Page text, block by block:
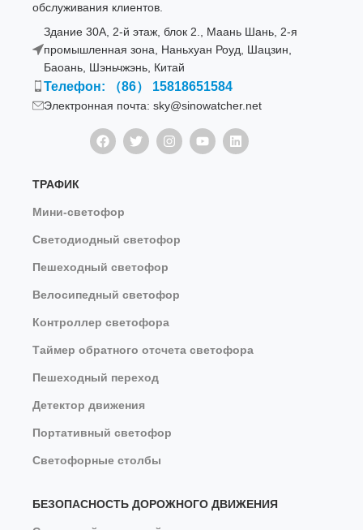
обслуживания клиентов.
Здание 30A, 2-й этаж, блок 2., Маань Шань, 2-я
промышленная зона, Наньхуан Роуд, Шацзин,
Баоань, Шэньчжэнь, Китай
Телефон: （86） 15818651584
Электронная почта: sky@sinowatcher.net
ТРАФИК
Мини-светофор
Светодиодный светофор
Пешеходный светофор
Велосипедный светофор
Контроллер светофора
Таймер обратного отсчета светофора
Пешеходный переход
Детектор движения
Портативный светофор
Светофорные столбы
БЕЗОПАСНОСТЬ ДОРОЖНОГО ДВИЖЕНИЯ